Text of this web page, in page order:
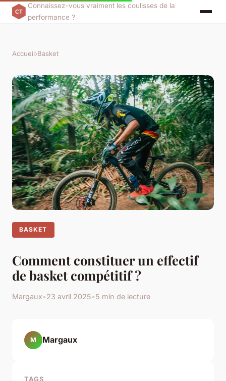
Connaissez-vous vraiment les coulisses de la
performance ?
Accueil›Basket
BASKET
Comment constituer un effectif
de basket compétitif ?
Margaux•23 avril 2025•5 min de lecture
M Margaux
TAGS